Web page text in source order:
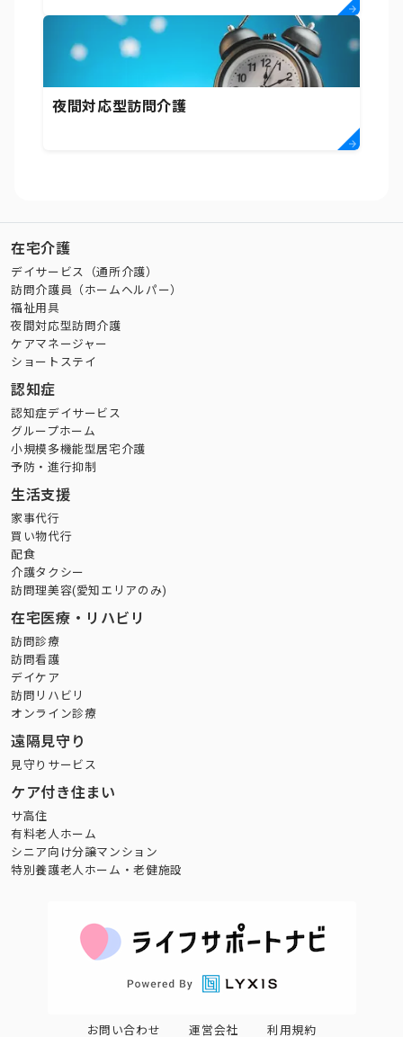
夜間対応型訪問介護
在宅介護
デイサービス（通所介護）
訪問介護員（ホームヘルパー）
福祉用具
夜間対応型訪問介護
ケアマネージャー
ショートステイ
認知症
認知症デイサービス
グループホーム
小規模多機能型居宅介護
予防・進行抑制
生活支援
家事代行
買い物代行
配食
介護タクシー
訪問理美容(愛知エリアのみ)
在宅医療・リハビリ
訪問診療
訪問看護
デイケア
訪問リハビリ
オンライン診療
遠隔見守り
見守りサービス
ケア付き住まい
サ高住
有料老人ホーム
シニア向け分譲マンション
特別養護老人ホーム・老健施設
お問い合わせ 運営会社 利用規約